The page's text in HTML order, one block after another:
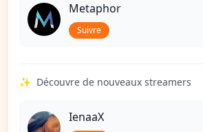
Metaphor
Suivre
✨ Découvre de nouveaux streamers
IenaaX